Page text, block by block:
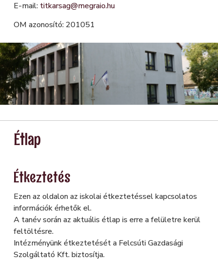
E-mail: titkarsag@megraio.hu
OM azonosító: 201051
Kép
Kép
Kép
Étlap
Étkeztetés
Ezen az oldalon az iskolai étkeztetéssel kapcsolatos
információk érhetők el.
A tanév során az aktuális étlap is erre a felületre kerül
feltöltésre.
Intézményünk étkeztetését a Felcsúti Gazdasági
Szolgáltató Kft. biztosítja.